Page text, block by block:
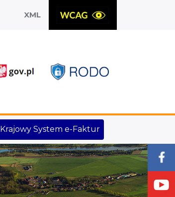
XML
Krajowy System e-Faktur